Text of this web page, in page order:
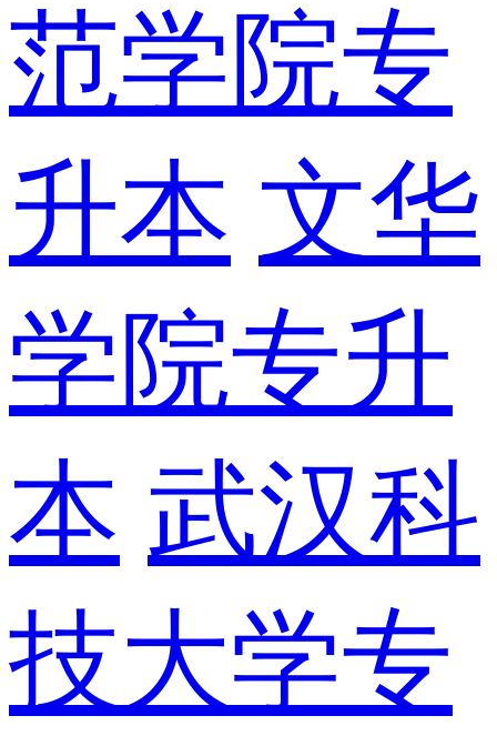
范学院专
升本 文华
学院专升
本 武汉科
技大学专